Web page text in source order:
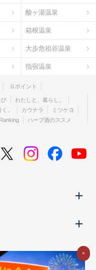
酸ヶ湯温泉
箱根温泉
大歩危祖谷温泉
指宿温泉
Ｇポイント
び
わたしと、暮らし。
。 カウナラ
ミツケヨ
ハーブ酒のススメ
×